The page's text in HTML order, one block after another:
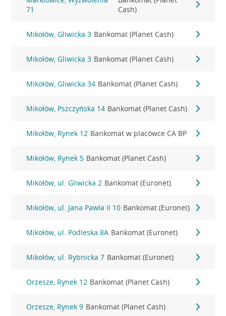
71
Cash)
Mikołów, Gliwicka 3 Bankomat (Planet Cash)
Mikołów, Gliwicka 3 Bankomat (Planet Cash)
Mikołów, Gliwicka 34 Bankomat (Planet Cash)
Mikołów, Pszczyńska 14 Bankomat (Planet Cash)
Mikołów, Rynek 12 Bankomat w placówce CA BP
Mikołów, Rynek 5 Bankomat (Planet Cash)
Mikołów, ul. Gliwicka 2 Bankomat (Euronet)
Mikołów, ul. Jana Pawła II 10 Bankomat (Euronet)
Mikołów, ul. Podleska 8A Bankomat (Euronet)
Mikołów, ul. Rybnicka 7 Bankomat (Euronet)
Orzesze, Rynek 12 Bankomat (Planet Cash)
Orzesze, Rynek 9 Bankomat (Planet Cash)